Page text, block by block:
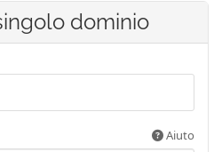
dominio
Aiuto